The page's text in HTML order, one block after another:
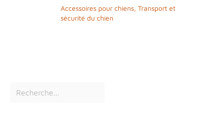
Accessoires pour chiens, Transport et
sécurité du chien